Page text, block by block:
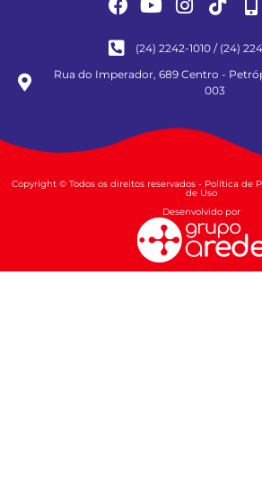
(24) 2242-1010 / (24)
Rua do Imperador, 689 Centro -
003
Copyright © Todos os direitos reservados - Política de
de Uso
Desenvolvido por